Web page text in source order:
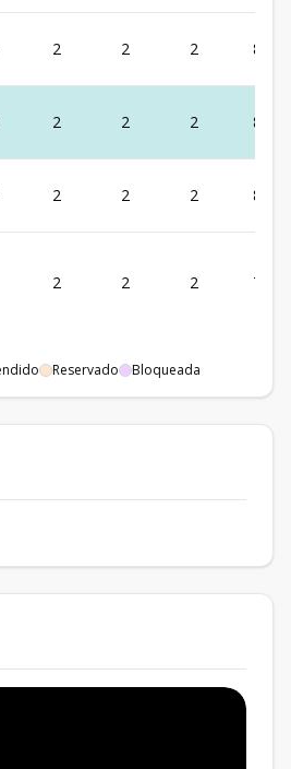
2 2 2 88
2 2 2 88
2 2 2 88
2 2 2 78.76
Reservado Bloqueada